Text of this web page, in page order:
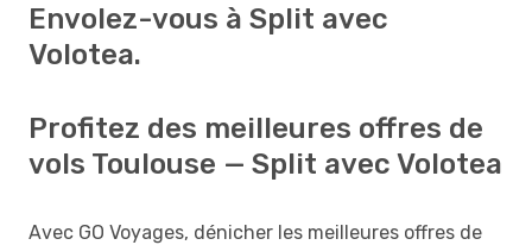
Envolez-vous à Split avec
Volotea.
Profitez des meilleures offres de
vols Toulouse — Split avec Volotea
Avec GO Voyages, dénicher les meilleures offres de